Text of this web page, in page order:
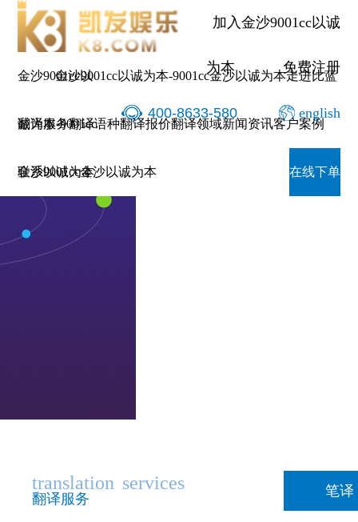
翻译服务-金沙9001cc以诚
加入金沙9001cc以诚
为本 免费注册
400-8633-580 english
金沙9001cc以
诚为本-9001cc
金沙以诚为本
金沙9001cc以诚为本-9001cc金沙以诚为本走进比蓝
翻译服务翻译语种翻译报价翻译领域新闻资讯客户案例
联系9001cc金沙以诚为本 在线下单
translation services
翻译服务 笔译